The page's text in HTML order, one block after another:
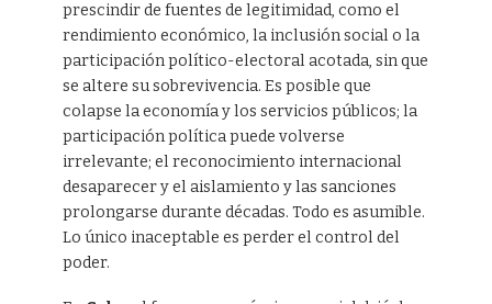
prescindir de fuentes de legitimidad, como el
rendimiento económico, la inclusión social o la
participación político-electoral acotada, sin que
se altere su sobrevivencia. Es posible que
colapse la economía y los servicios públicos; la
participación política puede volverse
irrelevante; el reconocimiento internacional
desaparecer y el aislamiento y las sanciones
prolongarse durante décadas. Todo es asumible.
Lo único inaceptable es perder el control del
poder.